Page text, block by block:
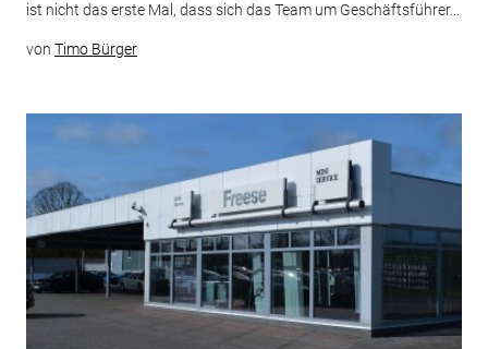
ist nicht das erste Mal, dass sich das Team um Geschäftsführer...
von Timo Bürger